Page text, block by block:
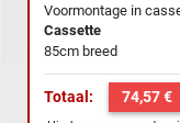
Voormontage in
Cassette
85cm breed
Totaal: 74,57 €